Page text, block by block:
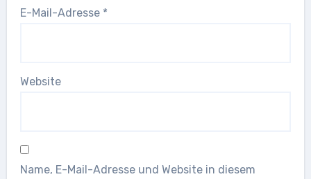
E-Mail-Adresse *
Website
Name, E-Mail-Adresse und Website in diesem